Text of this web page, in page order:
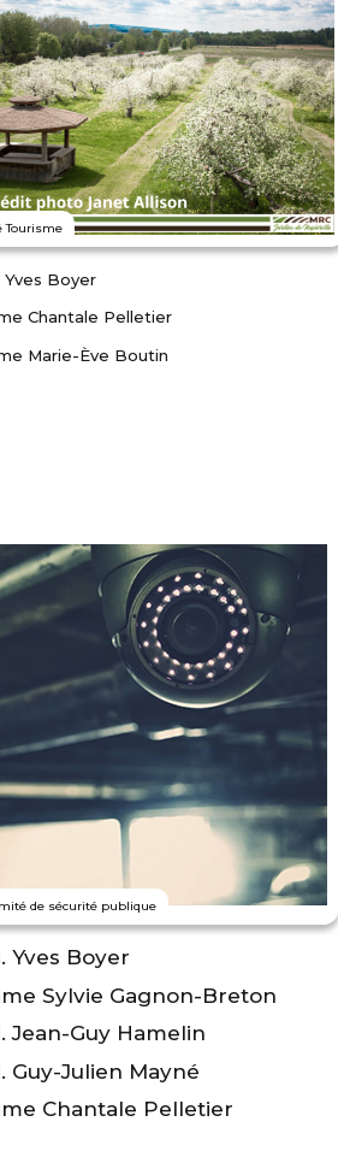
Tourisme
Yves Boyer
Chantale Pelletier
Marie-Ève Boutin
de sécurité publique
Yves Boyer
Sylvie Gagnon-Breton
Jean-Guy Hamelin
Guy-Julien Mayné
Chantale Pelletier